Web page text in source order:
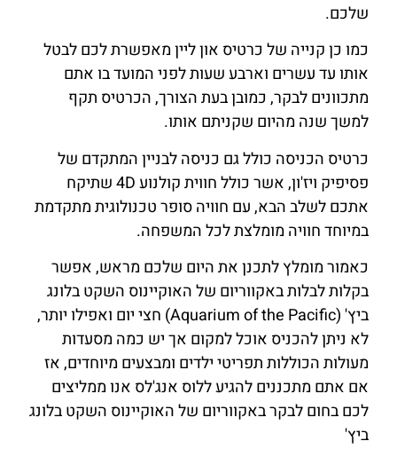
שלכם.
כמו כן קנייה של כרטיס און ליין מאפשרת לכם לבטל
אותו עד עשרים וארבע שעות לפני המועד בו אתם
מתכוונים לבקר, כמובן בעת הצורך, הכרטיס תקף
למשך שנה מהיום שקניתם אותו.
כרטיס הכניסה כולל גם כניסה לבניין המתקדם של
פסיפיק ויז'ון, אשר כולל חווית קולנוע 4D שתיקח
אתכם לשלב הבא, עם חוויה סופר טכנולוגית מתקדמת
במיוחד חוויה מומלצת לכל המשפחה.
כאמור מומלץ לתכנן את היום שלכם מראש, אפשר
בקלות לבלות באקווריום של האוקיינוס ​​השקט בלונג
ביץ' (Aquarium of the Pacific) חצי יום ואפילו יותר,
לא ניתן להכניס אוכל למקום אך יש כמה מסעדות
מעולות הכוללות תפריטי ילדים ומבצעים מיוחדים, אז
אם אתם מתכננים להגיע ללוס אנג'לס אנו ממליצים
לכם בחום לבקר באקווריום של האוקיינוס ​​השקט בלונג
ביץ'